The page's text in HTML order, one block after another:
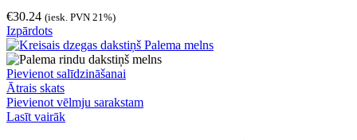
€30.24 (iesk. PVN 21%)
Izpārdots
Pievienot salīdzināšanai
Ātrais skats
Pievienot vēlmju sarakstam
Lasīt vairāk